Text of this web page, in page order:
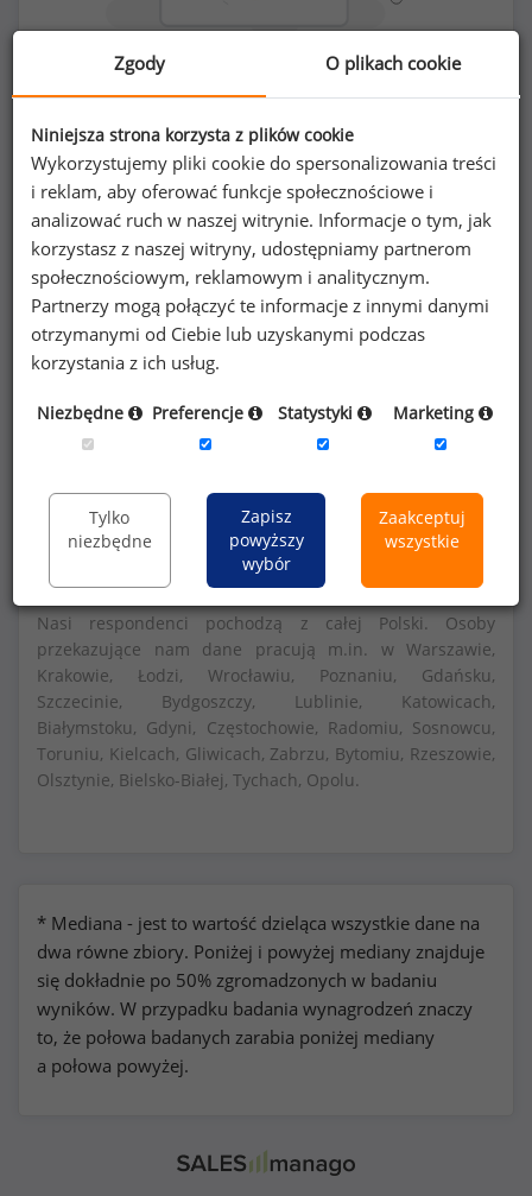
Chcesz porównać swoje zarobki z innymi?
Sprawdź ile powinieneś zarabiać
Szczegółowe dane o wynagrodzeniach na 840
portalu wynagrodzenia.pl
Dowiedz się więcej
Nasi respondenci pochodzą z całej Polski. Osoby
przekazujące nam dane pracują m.in. w Warszawie,
Krakowie, Łodzi, Wrocławiu, Poznaniu, Gdańsku,
Szczecinie, Bydgoszczy, Lublinie, Katowicach,
Białymstoku, Gdyni, Częstochowie, Radomiu, Sosnowcu,
Toruniu, Kielcach, Gliwicach, Zabrzu, Bytomiu, Rzeszowie,
Olsztynie, Bielsko-Białej, Tychach, Opolu.
* Mediana - jest to wartość dzieląca wszystkie dane na
dwa równe zbiory. Poniżej i powyżej mediany znajduje
się dokładnie po 50% zgromadzonych w badaniu
wyników. W przypadku badania wynagrodzeń znaczy
to, że połowa badanych zarabia poniżej mediany
a połowa powyżej.
Zgody O plikach cookie
Niniejsza strona korzysta z plików cookie
Wykorzystujemy pliki cookie do spersonalizowania treści
i reklam, aby oferować funkcje społecznościowe i
analizować ruch w naszej witrynie. Informacje o tym, jak
korzystasz z naszej witryny, udostępniamy partnerom
społecznościowym, reklamowym i analitycznym.
Partnerzy mogą połączyć te informacje z innymi danymi
otrzymanymi od Ciebie lub uzyskanymi podczas
korzystania z ich usług.
Niezbędne Preferencje Statystyki Marketing
Tylko
niezbędne
Zapisz
powyższy
wybór
Zaakceptuj
wszystkie